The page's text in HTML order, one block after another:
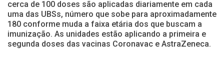
cerca de 100 doses são aplicadas diariamente em cada
uma das UBSs, número que sobe para aproximadamente
180 conforme muda a faixa etária dos que buscam a
imunização. As unidades estão aplicando a primeira e
segunda doses das vacinas Coronavac e AstraZeneca.